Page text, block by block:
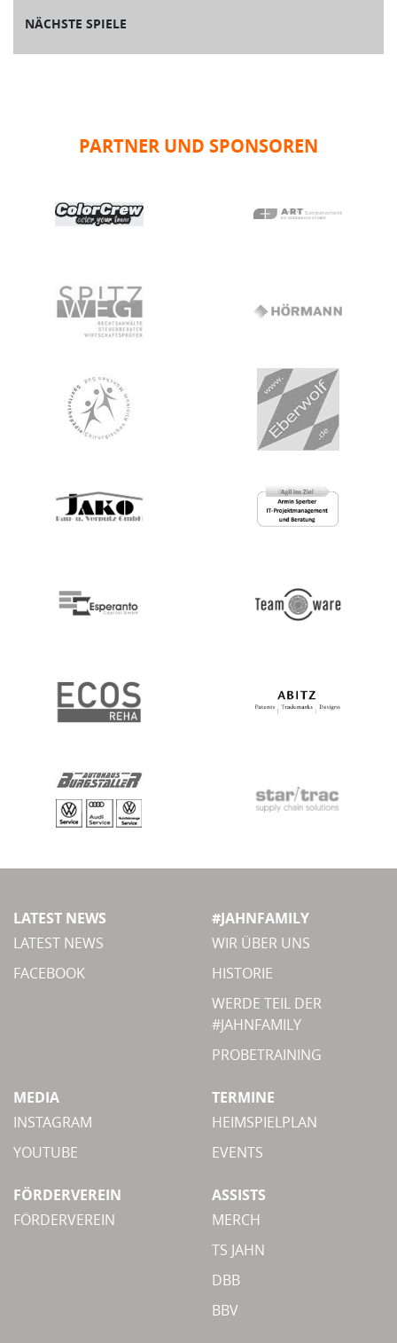
NÄCHSTE SPIELE
PARTNER UND SPONSOREN
LATEST NEWS
LATEST NEWS
FACEBOOK
#JAHNFAMILY
WIR ÜBER UNS
HISTORIE
WERDE TEIL DER
#JAHNFAMILY
PROBETRAINING
MEDIA
INSTAGRAM
YOUTUBE
TERMINE
HEIMSPIELPLAN
EVENTS
FÖRDERVEREIN
FÖRDERVEREIN
ASSISTS
MERCH
TS JAHN
DBB
BBV